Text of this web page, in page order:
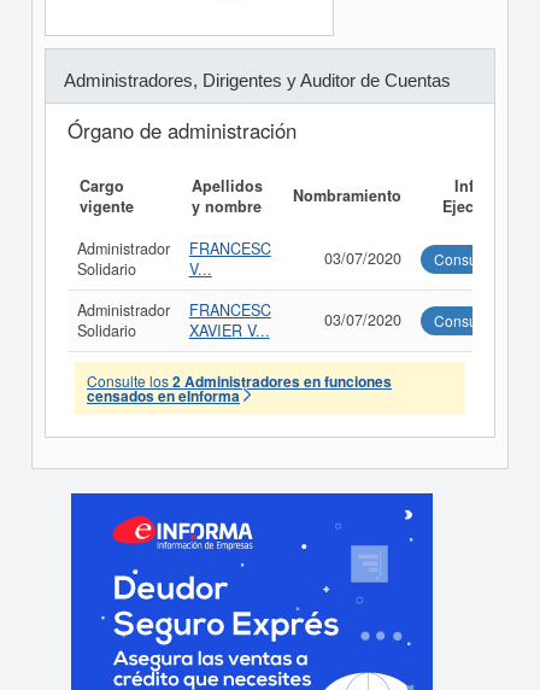
Administradores, Dirigentes y Auditor de Cuentas
Órgano de administración
Cargo
vigente
Apellidos
y nombre
Nombramiento
Informe
Ejecutivo
Administrador
Solidario
FRANCESC
V...
03/07/2020 Consultar
Administrador
Solidario
FRANCESC
XAVIER V...
03/07/2020 Consultar
Consulte los2 Administradores en funciones
censados en eInforma